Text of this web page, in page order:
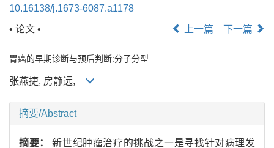
10.16138/j.1673-6087.a1178
• 论文 •
上一篇 下一篇
胃癌的早期诊断与预后判断:分子分型
张燕捷, 房静远,
摘要/Abstract
摘要：新世纪肿瘤治疗的挑战之一是寻找针对病理发